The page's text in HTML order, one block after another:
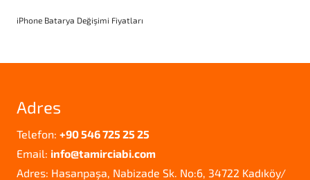
iPhone Batarya Değişimi Fiyatları
Adres
Telefon: +90 546 725 25 25
Email: info@tamirciabi.com
Adres: Hasanpaşa, Nabizade Sk. No:6, 34722 Kadıköy/